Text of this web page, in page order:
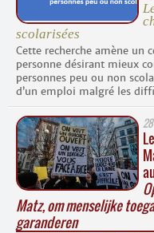
scolarisées
Cette recherche amène un
personne désirant mieux
personnes peu ou non
d’un emploi malgré les
Matz, om menselijke
garanderen